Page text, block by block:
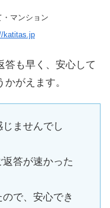
・マンション
katitas.jp
答も早く、安心して
がえます。
ませんでし
答が速かった
で、安心でき